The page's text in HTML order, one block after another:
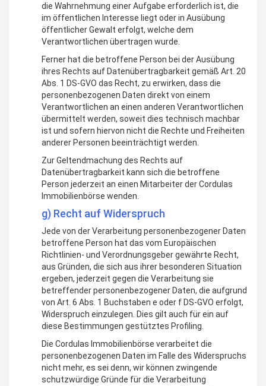
die Wahrnehmung einer Aufgabe erforderlich ist, die
im öffentlichen Interesse liegt oder in Ausübung
öffentlicher Gewalt erfolgt, welche dem
Verantwortlichen übertragen wurde.
Ferner hat die betroffene Person bei der Ausübung
ihres Rechts auf Datenübertragbarkeit gemäß Art. 20
Abs. 1 DS-GVO das Recht, zu erwirken, dass die
personenbezogenen Daten direkt von einem
Verantwortlichen an einen anderen Verantwortlichen
übermittelt werden, soweit dies technisch machbar
ist und sofern hiervon nicht die Rechte und Freiheiten
anderer Personen beeinträchtigt werden.
Zur Geltendmachung des Rechts auf
Datenübertragbarkeit kann sich die betroffene
Person jederzeit an einen Mitarbeiter der Cordulas
Immobilienbörse wenden.
g) Recht auf Widerspruch
Jede von der Verarbeitung personenbezogener Daten
betroffene Person hat das vom Europäischen
Richtlinien- und Verordnungsgeber gewährte Recht,
aus Gründen, die sich aus ihrer besonderen Situation
ergeben, jederzeit gegen die Verarbeitung sie
betreffender personenbezogener Daten, die aufgrund
von Art. 6 Abs. 1 Buchstaben e oder f DS-GVO erfolgt,
Widerspruch einzulegen. Dies gilt auch für ein auf
diese Bestimmungen gestütztes Profiling.
Die Cordulas Immobilienbörse verarbeitet die
personenbezogenen Daten im Falle des Widerspruchs
nicht mehr, es sei denn, wir können zwingende
schutzwürdige Gründe für die Verarbeitung